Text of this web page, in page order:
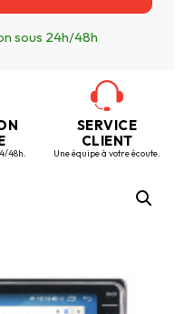
sous 24h/48h
48h.
SERVICE
CLIENT
Une équipe à votre écoute.